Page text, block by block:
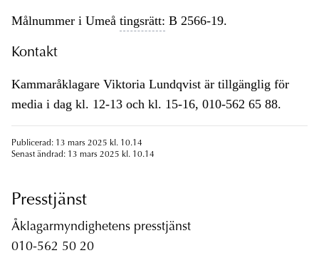
Målnummer i Umeå tingsrätt: B 2566-19.
Kontakt
Kammaråklagare Viktoria Lundqvist är tillgänglig för
media i dag kl. 12-13 och kl. 15-16, 010-562 65 88.
Publicerad: 13 mars 2025 kl. 10.14
Senast ändrad: 13 mars 2025 kl. 10.14
Presstjänst
Åklagarmyndighetens presstjänst
010-562 50 20